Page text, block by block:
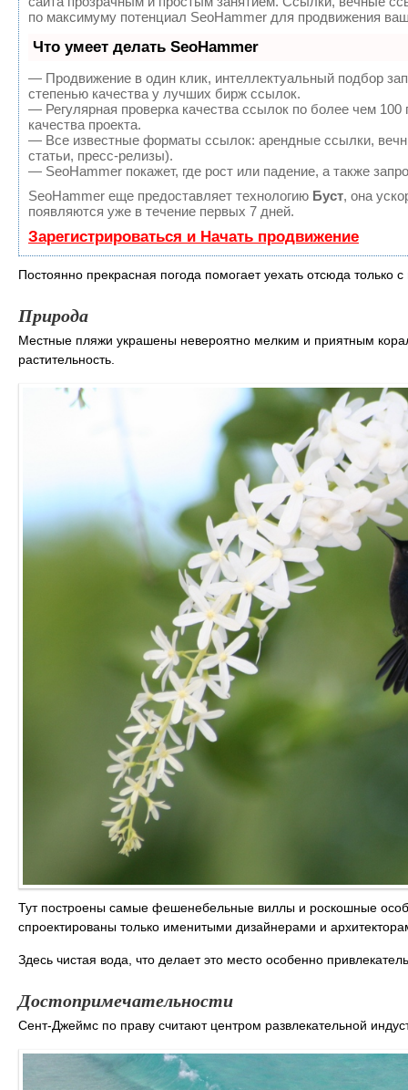
по максимуму потенциал SeoHammer для продвижения
Что умеет делать SeoHammer
— Продвижение в один клик, интеллектуальный подбор
степенью качества у лучших бирж ссылок.
— Регулярная проверка качества ссылок по более чем
качества проекта.
— Все известные форматы ссылок: арендные ссылки,
статьи, пресс-релизы).
— SeoHammer покажет, где рост или падение, а также
SeoHammer еще предоставляет технологию Буст, она
появляются уже в течение первых 7 дней.
Зарегистрироваться и Начать продвижение
Постоянно прекрасная погода помогает уехать отсюда
Природа
Местные пляжи украшены невероятно мелким и приятным
растительность.
Тут построены самые фешенебельные виллы и роскошные
спроектированы только именитыми дизайнерами и
Здесь чистая вода, что делает это место особенно
Достопримечательности
Сент-Джеймс по праву считают центром развлекательной